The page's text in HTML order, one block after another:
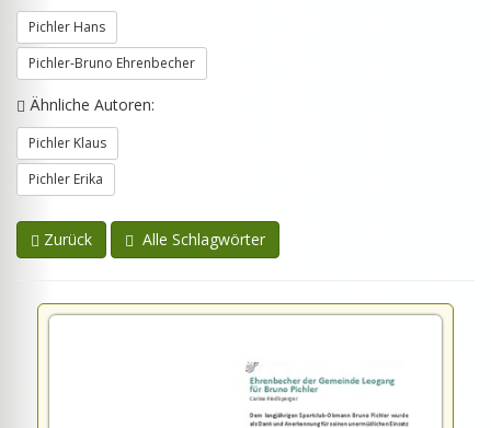
Pichler Hans
Pichler-Bruno Ehrenbecher
Ähnliche Autoren:
Pichler Klaus
Pichler Erika
Zurück Alle Schlagwörter